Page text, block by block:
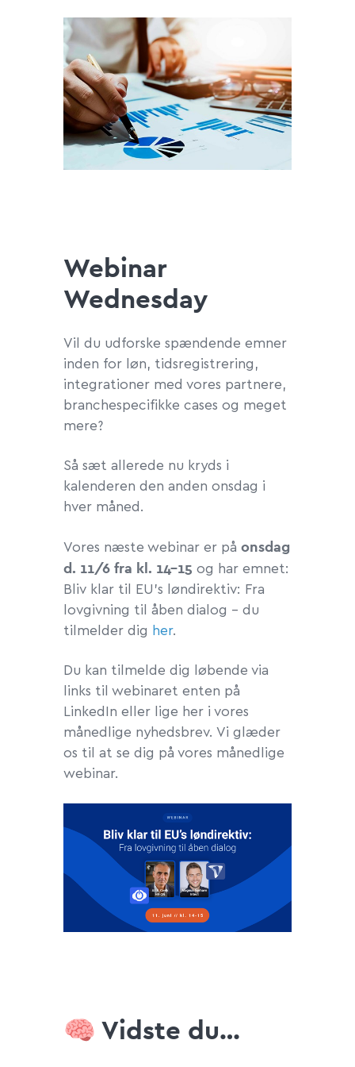
Webinar
Wednesday
Vil du udforske spændende emner
inden for løn, tidsregistrering,
integrationer med vores partnere,
branchespecifikke cases og meget
mere?
Så sæt allerede nu kryds i
kalenderen den anden onsdag i
hver måned.
Vores næste webinar er på onsdag
d. 11/6 fra kl. 14-15 og har emnet:
Bliv klar til EU's løndirektiv: Fra
lovgivning til åben dialog – du
tilmelder dig her.
Du kan tilmelde dig løbende via
links til webinaret enten på
LinkedIn eller lige her i vores
månedlige nyhedsbrev. Vi glæder
os til at se dig på vores månedlige
webinar.
🧠 Vidste du…